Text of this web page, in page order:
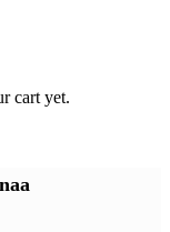
cart yet.